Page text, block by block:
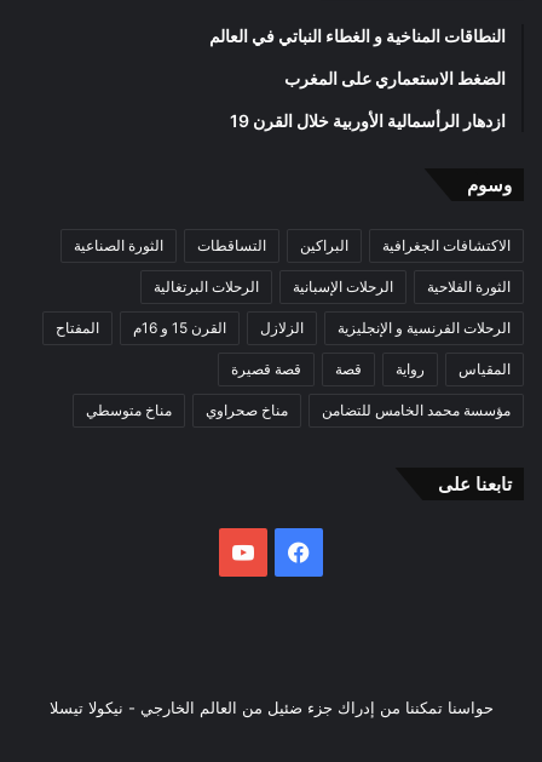
النطاقات المناخية و الغطاء النباتي في العالم
الضغط الاستعماري على المغرب
ازدهار الرأسمالية الأوربية خلال القرن 19
وسوم
الاكتشافات الجغرافية البراكين التساقطات الثورة الصناعية
الثورة الفلاحية الرحلات الإسبانية الرحلات البرتغالية
الرحلات الفرنسية و الإنجليزية الزلازل القرن 15 و 16م المفتاح
المقياس رواية قصة قصة قصيرة
مؤسسة محمد الخامس للتضامن مناخ صحراوي مناخ متوسطي
تابعنا على
فيسبوك
حواسنا تمكننا من إدراك جزء ضئيل من العالم الخارجي - نيكولا تيسلا